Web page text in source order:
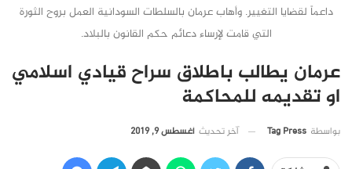
داعماً لقضايا التغيير. وأهاب عرمان بالسلطات السودانية العمل بروح الثورة
التي قامت لإرساء دعائم حكم القانون بالبلاد.
عرمان يطالب باطلاق سراح قيادي اسلامي
او تقديمه للمحاكمة
بواسطة Tag Press آخر تحديث أغسطس 9, 2019